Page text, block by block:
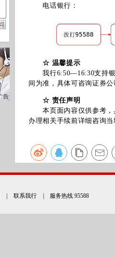
电话银行：
☆ 温馨提示
我行6:50—16:30支持银
间为准，具体可咨询证券公
☆ 责任声明
本页面内容仅供参考，
办理相关手续前详细咨询
联系我行 | 服务热线 95588